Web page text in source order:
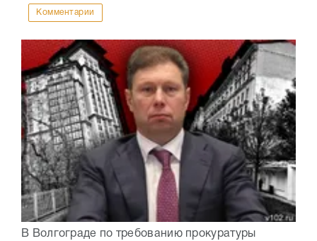
Комментарии
В Волгограде по требованию прокуратуры